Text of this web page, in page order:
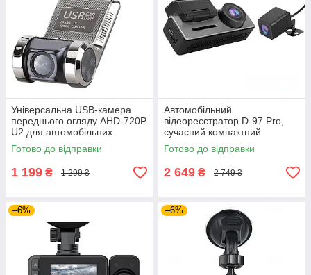
Універсальна USB-камера
переднього огляду AHD-720P
U2 для автомобільних
магнітол на Android,
автомобільна відеокамера
Готово до відправки
1 199 ₴ 1 299 ₴
Автомобільний
відеореєстратор D-97 Pro,
сучасний компактний
автореєстратор високої
чіткості з великим кутом
Готово до відправки
2 649 ₴ 2 749 ₴
–6% –6%